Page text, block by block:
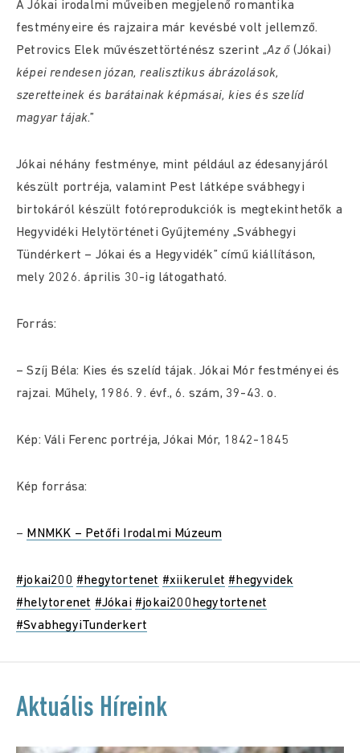
A Jókai irodalmi műveiben megjelenő romantika
festményeire és rajzaira már kevésbé volt jellemző.
Petrovics Elek művészettörténész szerint „Az ő (Jókai)
képei rendesen józan, realisztikus ábrázolások,
szeretteinek és barátainak képmásai, kies és szelíd
magyar tájak.”
Jókai néhány festménye, mint például az édesanyjáról
készült portréja, valamint Pest látképe svábhegyi
birtokáról készült fotóreprodukciók is megtekinthetők a
Hegyvidéki Helytörténeti Gyűjtemény „Svábhegyi
Tündérkert – Jókai és a Hegyvidék” című kiállításon,
mely 2026. április 30-ig látogatható.
Forrás:
– Szíj Béla: Kies és szelíd tájak. Jókai Mór festményei és
rajzai. Műhely, 1986. 9. évf., 6. szám, 39-43. o.
Kép: Váli Ferenc portréja, Jókai Mór, 1842-1845
Kép forrása:
– MNMKK – Petőfi Irodalmi Múzeum
#jokai200 #hegytortenet #xiikerulet #hegyvidek
#helytorenet #Jókai #jokai200hegytortenet
#SvabhegyiTunderkert
Aktuális Híreink